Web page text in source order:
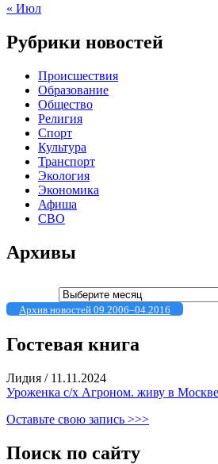
« Июл
Рубрики новостей
Происшествия
Образование
Общество
Религия
Спорт
Культура
Транспорт
Экология
Экономика
Афиша
СВО
Архивы
Архив новостей 09.2006–04.2016
Гостевая книга
Лидия / 11.11.2024
Уроженка с/х Агроном. живу в
Оставьте свою запись >>>
Поиск по сайту